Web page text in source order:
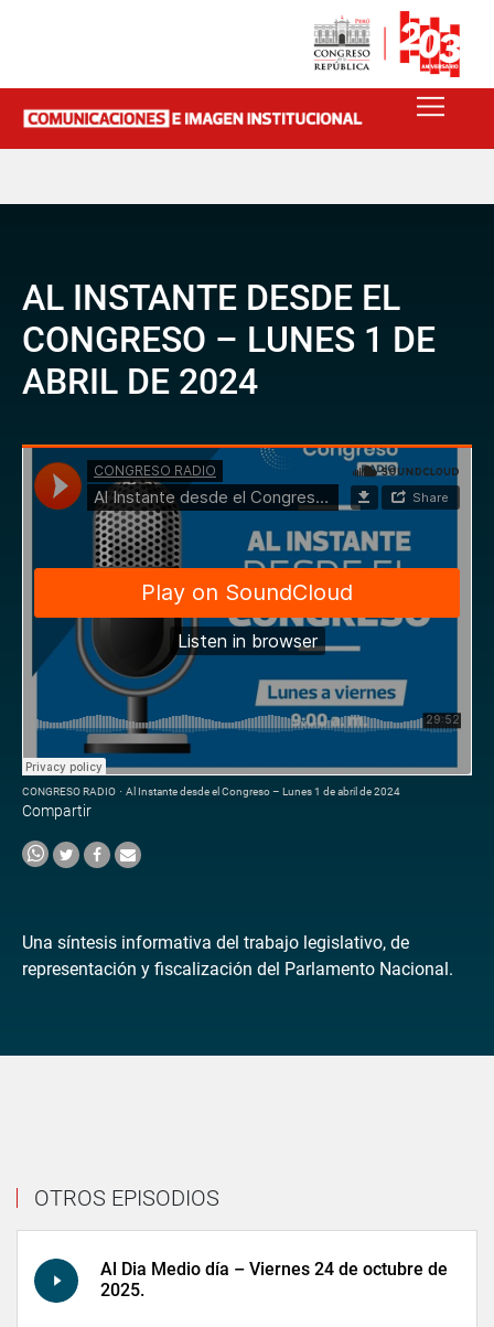
AL INSTANTE DESDE EL
CONGRESO – LUNES 1 DE
ABRIL DE 2024
CONGRESO RADIO · Al Instante desde el Congreso – Lunes 1 de abril de 2024
Compartir
Una síntesis informativa del trabajo legislativo, de
representación y fiscalización del Parlamento Nacional.
OTROS EPISODIOS
Al Dia Medio día – Viernes 24 de octubre de
2025.